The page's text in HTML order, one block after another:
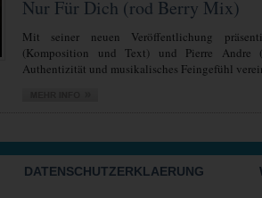
Nur Für Dich (rod Berry Mix)
Mit seiner neuen Veröffentlichung
(Komposition und Text) und Pierre Andre
Authentizität und musikalisches Feingefühl
DATENSCHUTZERKLAERUNG